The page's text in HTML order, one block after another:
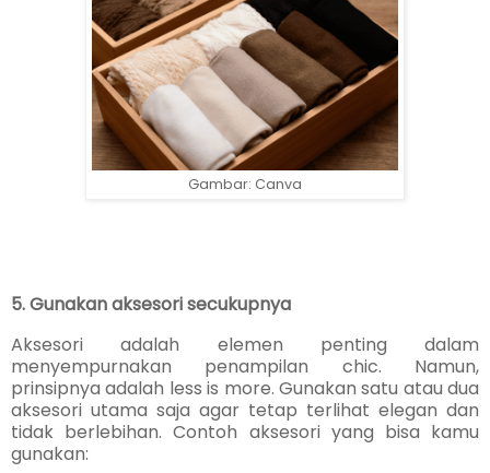
Gambar: Canva
5. Gunakan aksesori secukupnya
Aksesori adalah elemen penting dalam
menyempurnakan penampilan chic. Namun,
prinsipnya adalah less is more. Gunakan satu atau dua
aksesori utama saja agar tetap terlihat elegan dan
tidak berlebihan. Contoh aksesori yang bisa kamu
gunakan: